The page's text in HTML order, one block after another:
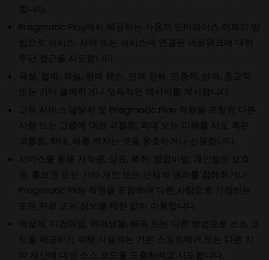
합니다.
Pragmatic Play에서 제공하는 사용자 인터페이스 이외의 방
법으로 서비스, 서버 또는 서비스에 연결된 네트워크에 대한
무단 접근을 시도합니다.
욕설, 협박, 외설, 명예 훼손, 인격 침해, 인종적, 성적, 종교적
또는 기타 불쾌하거나 모욕적인 메시지를 게시합니다.
고객 서비스 담당자 및 Pragmatic Play 직원을 포함한 다른
사람 또는 그룹에 대한 괴롭힘, 학대 또는 피해를 시도 혹은
괴롭힘, 학대, 해를 끼치는 것을 옹호하거나 선동합니다.
서비스를 통해 저작권, 상표, 특허, 영업비밀, 개인정보 보호
권, 홍보권 또는 기타 개인 또는 단체의 권리를 침해하거나
Pragmatic Play 직원을 포함하여 다른 사람으로 가장하는
모든 자료 또는 정보를 제한 없이 이용합니다.
역설계, 디컴파일, 역어셈블, 해독 또는 다른 방법으로 소스 코
드를 제공하기 위해 사용되는 기본 소프트웨어 또는 다른 지
적 재산에 대한 소스 코드를 도출하려고 시도합니다.